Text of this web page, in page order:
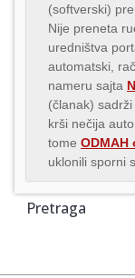
(softverski)
Nije preneta
uredništva
automatski,
nameru sajta
(članak)
krši nečija
tome ODMAH
uklonili sporni
Pretraga